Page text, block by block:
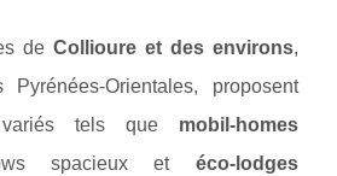
deCollioure et des environs,
Orientales, proposent
variés tels que mobil-homes
spacieux et éco-lodges